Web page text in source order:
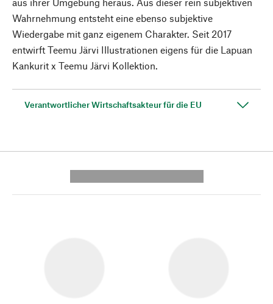
Wahrnehmung entsteht eine ebenso subjektive
Wiedergabe mit ganz eigenem Charakter. Seit 2017
entwirft Teemu Järvi Illustrationen eigens für die Lapuan
Kankurit x Teemu Järvi Kollektion.
Verantwortlicher Wirtschaftsakteur für die EU